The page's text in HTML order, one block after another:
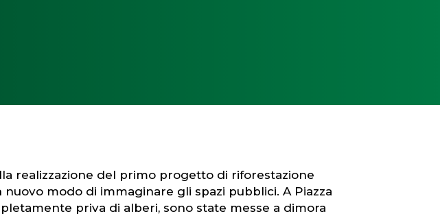
realizzazione del primo progetto di riforestazione
modo di immaginare gli spazi pubblici. A Piazza
priva di alberi, sono state messe a dimora